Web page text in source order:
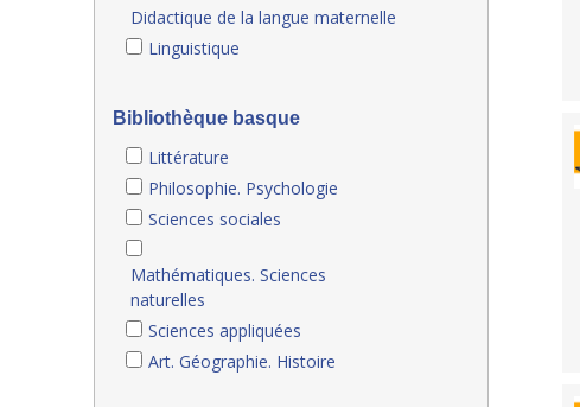
Didactique de la langue maternelle
Linguistique
Bibliothèque basque
Littérature
Philosophie. Psychologie
Sciences sociales
Mathématiques. Sciences
naturelles
Sciences appliquées
Art. Géographie. Histoire